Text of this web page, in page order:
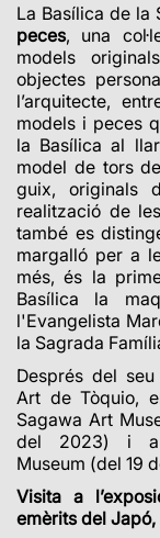
La Basílica de la
peces, una
models
objectes
l’arquitecte,
models i peces
la Basílica al
model de tors
guix, originals
realització de
també es
margalló per a
més, és la
Basílica la
l'Evangelista
la Sagrada
Després del
Art de Tòquio,
Sagawa Art
del 2023) i a
Museum (del 19
Visita a
emèrits del